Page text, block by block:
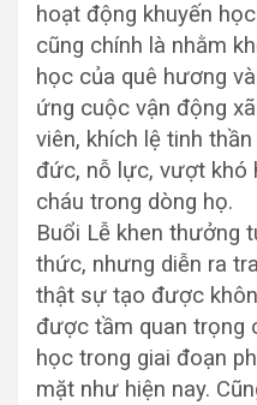
hoạt động khuyến
cũng chính là nhằm
học của quê hương
ứng cuộc vận động
viên, khích lệ tinh
đức, nỗ lực, vượt khó
cháu trong dòng họ.
Buổi Lễ khen thưởng
thức, nhưng diễn ra
thật sự tạo được
được tầm quan trọng
học trong giai đoạn
mặt như hiện nay.